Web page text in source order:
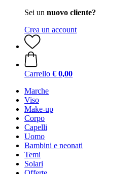
Sei un nuovo cliente?
Crea un account
Carrello € 0,00
Marche
Viso
Make-up
Corpo
Capelli
Uomo
Bambini e neonati
Temi
Solari